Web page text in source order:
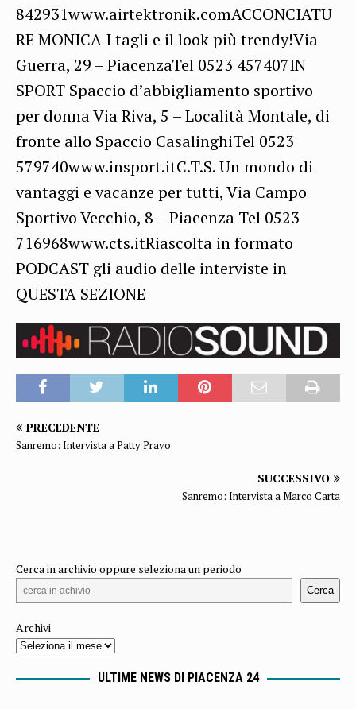
842931www.airtektronik.comACCONCIATU
RE MONICA I tagli e il look più trendy!Via
Guerra, 29 – PiacenzaTel 0523 457407IN
SPORT Spaccio d’abbigliamento sportivo
per donna Via Riva, 5 – Località Montale, di
fronte allo Spaccio CasalinghiTel 0523
579740www.insport.itC.T.S. Un mondo di
vantaggi e vacanze per tutti, Via Campo
Sportivo Vecchio, 8 – Piacenza Tel 0523
716968www.cts.itRiascolta in formato
PODCAST gli audio delle interviste in
QUESTA SEZIONE
PRECEDENTE
Sanremo: Intervista a Patty Pravo
SUCCESSIVO
Sanremo: Intervista a Marco Carta
Cerca in archivio oppure seleziona un periodo
Cerca
Archivi
ULTIME NEWS DI PIACENZA 24